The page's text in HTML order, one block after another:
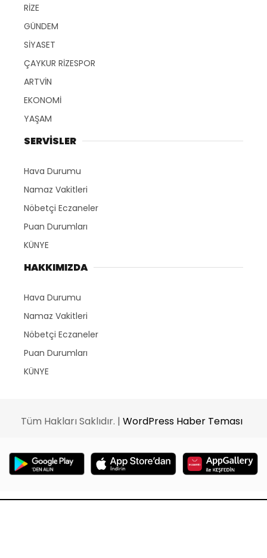
RİZE
GÜNDEM
SİYASET
ÇAYKUR RİZESPOR
ARTVİN
EKONOMİ
YAŞAM
SERVİSLER
Hava Durumu
Namaz Vakitleri
Nöbetçi Eczaneler
Puan Durumları
KÜNYE
HAKKIMIZDA
Hava Durumu
Namaz Vakitleri
Nöbetçi Eczaneler
Puan Durumları
KÜNYE
Tüm Hakları Saklıdır. | WordPress Haber Teması